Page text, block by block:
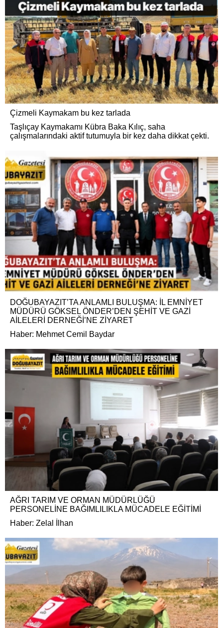
Çizmeli Kaymakam bu kez tarlada
Taşlıçay Kaymakamı Kübra Baka Kılıç, saha
çalışmalarındaki aktif tutumuyla bir kez daha dikkat çekti.
DOĞUBAYAZIT’TA ANLAMLI BULUŞMA: İL EMNİYET
MÜDÜRÜ GÖKSEL ÖNDER’DEN ŞEHİT VE GAZİ
AİLELERİ DERNEĞİ’NE ZİYARET
Haber: Mehmet Cemil Baydar
AĞRI TARIM VE ORMAN MÜDÜRLÜĞÜ
PERSONELİNE BAĞIMLILIKLA MÜCADELE EĞİTİMİ
Haber: Zelal İlhan